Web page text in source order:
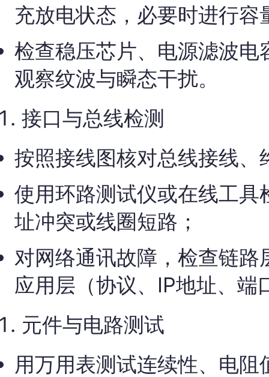
充放电状态，必要时进行容
检查稳压芯片、电源滤波
观察纹波与瞬态干扰。
接口与总线检测
按照接线图核对总线接线、
使用环路测试仪或在线工
址冲突或线圈短路；
对网络通讯故障，检查链
应用层（协议、IP地址、端
元件与电路测试
用万用表测试连续性、电